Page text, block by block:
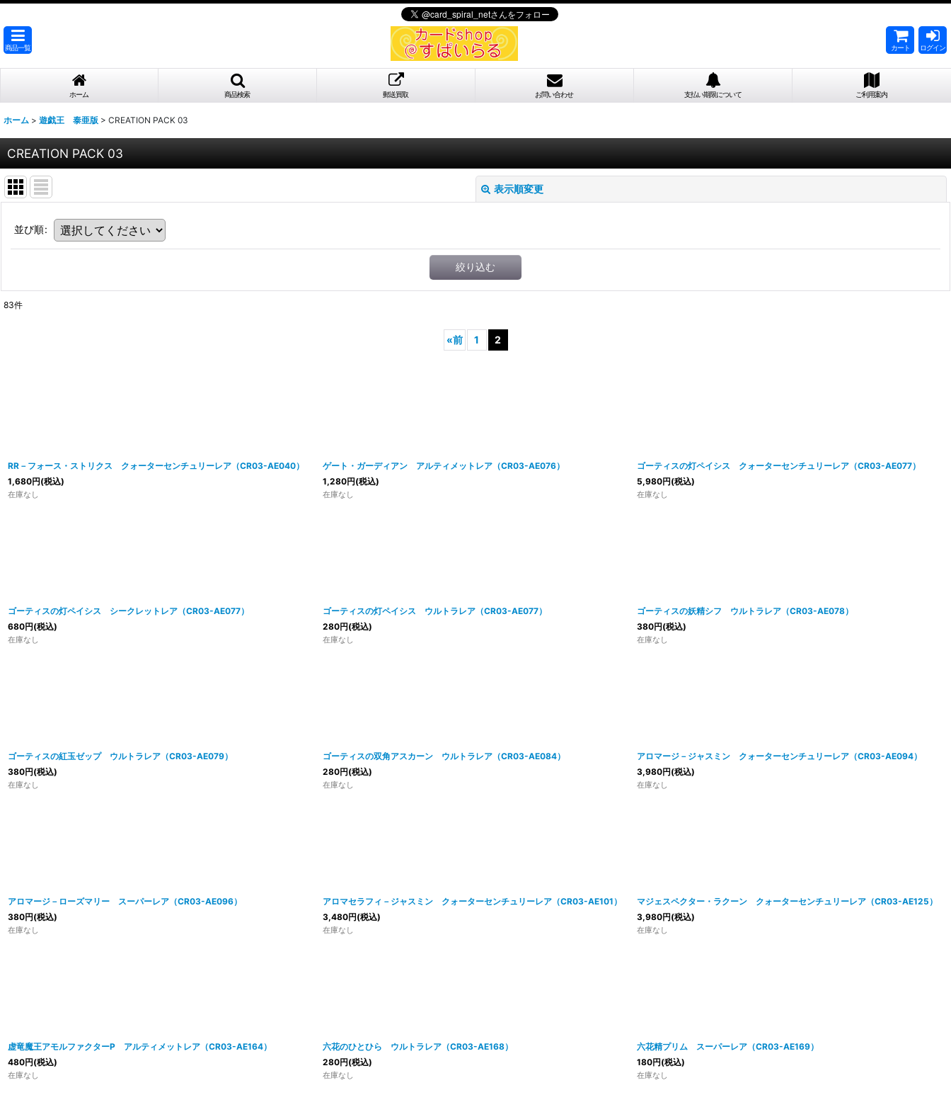
商品一覧 カート ログイン
ホーム 商品検索 郵送買取 お問い合わせ 支払い期限について ご利用案内
ホーム > 遊戯王 泰亜版 > CREATION PACK 03
CREATION PACK 03
表示順変更
並び順:
絞り込む
83件
«前 1 2
RR－フォース・ストリクス クォーターセンチュリーレア（CR03-AE040）
1,680円(税込)
在庫なし
ゲート・ガーディアン アルティメットレア（CR03-AE076）
1,280円(税込)
在庫なし
ゴーティスの灯ペイシス クォーターセンチュリーレア（CR03-AE077）
5,980円(税込)
在庫なし
ゴーティスの灯ペイシス シークレットレア（CR03-AE077）
680円(税込)
在庫なし
ゴーティスの灯ペイシス ウルトラレア（CR03-AE077）
280円(税込)
在庫なし
ゴーティスの妖精シフ ウルトラレア（CR03-AE078）
380円(税込)
在庫なし
ゴーティスの紅玉ゼップ ウルトラレア（CR03-AE079）
380円(税込)
在庫なし
ゴーティスの双角アスカーン ウルトラレア（CR03-AE084）
280円(税込)
在庫なし
アロマージ－ジャスミン クォーターセンチュリーレア（CR03-AE094）
3,980円(税込)
在庫なし
アロマージ－ローズマリー スーパーレア（CR03-AE096）
380円(税込)
在庫なし
アロマセラフィ－ジャスミン クォーターセンチュリーレア（CR03-AE101）
3,480円(税込)
在庫なし
マジェスペクター・ラクーン クォーターセンチュリーレア（CR03-AE125）
3,980円(税込)
在庫なし
虚竜魔王アモルファクターP アルティメットレア（CR03-AE164）
480円(税込)
在庫なし
六花のひとひら ウルトラレア（CR03-AE168）
280円(税込)
在庫なし
六花精プリム スーパーレア（CR03-AE169）
180円(税込)
在庫なし